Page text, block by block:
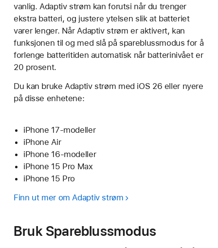
vanlig. Adaptiv strøm kan forutsi når du trenger
ekstra batteri, og justere ytelsen slik at batteriet
varer lenger. Når Adaptiv strøm er aktivert, kan
funksjonen til og med slå på spareblussmodus for å
forlenge batteritiden automatisk når batterinivået er
20 prosent.
Du kan bruke Adaptiv strøm med iOS 26 eller nyere
på disse enhetene:
iPhone 17-modeller
iPhone Air
iPhone 16-modeller
iPhone 15 Pro Max
iPhone 15 Pro
Finn ut mer om Adaptiv strøm
Bruk Spareblussmodus